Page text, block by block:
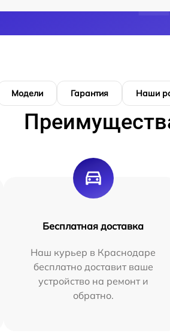
Модели Гарантия Наши
Бесплатная доставка
Наш курьер в Краснодаре
бесплатно доставит ваше
устройство на ремонт и
обратно.